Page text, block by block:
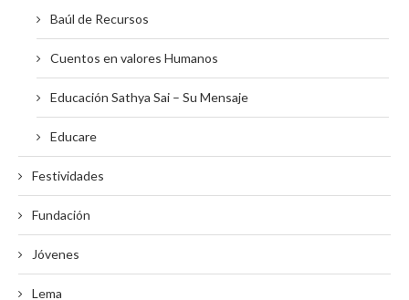
Baúl de Recursos
Cuentos en valores Humanos
Educación Sathya Sai – Su Mensaje
Educare
Festividades
Fundación
Jóvenes
Lema